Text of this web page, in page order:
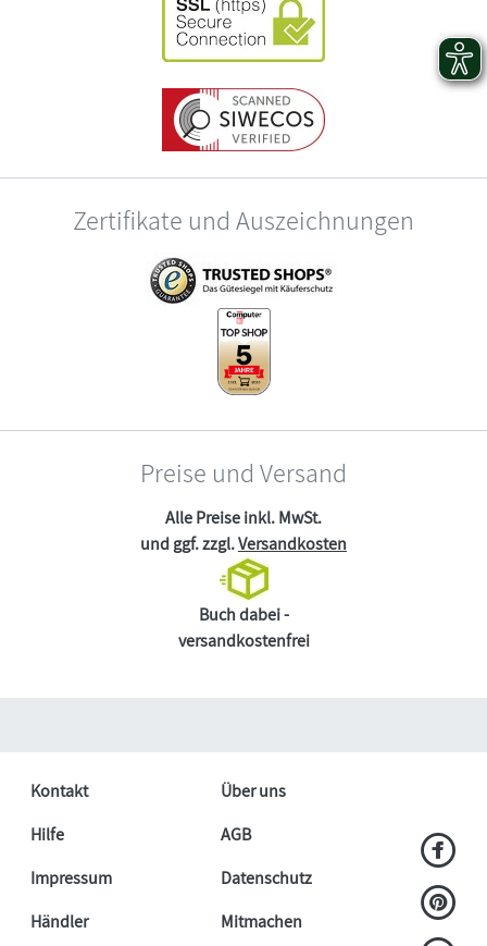
Zertifikate und Auszeichnungen
Preise und Versand
Alle Preise inkl. MwSt.
und ggf. zzgl.Versandkosten
Buch dabei -
versandkostenfrei
Kontakt
Über uns
Hilfe
AGB
Impressum
Datenschutz
Händler
Mitmachen